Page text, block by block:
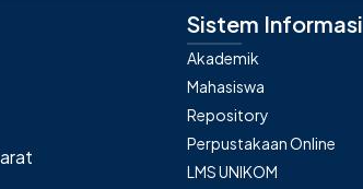
Sistem Informasi
Akademik
Mahasiswa
Repository
Perpustakaan Online
LMS UNIKOM